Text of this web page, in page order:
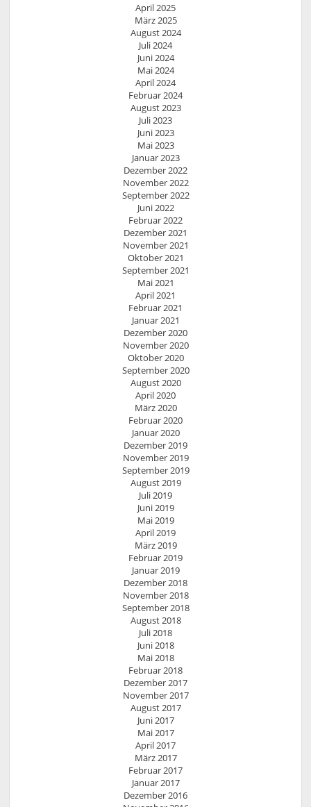
April 2025
März 2025
August 2024
Juli 2024
Juni 2024
Mai 2024
April 2024
Februar 2024
August 2023
Juli 2023
Juni 2023
Mai 2023
Januar 2023
Dezember 2022
November 2022
September 2022
Juni 2022
Februar 2022
Dezember 2021
November 2021
Oktober 2021
September 2021
Mai 2021
April 2021
Februar 2021
Januar 2021
Dezember 2020
November 2020
Oktober 2020
September 2020
August 2020
April 2020
März 2020
Februar 2020
Januar 2020
Dezember 2019
November 2019
September 2019
August 2019
Juli 2019
Juni 2019
Mai 2019
April 2019
März 2019
Februar 2019
Januar 2019
Dezember 2018
November 2018
September 2018
August 2018
Juli 2018
Juni 2018
Mai 2018
Februar 2018
Dezember 2017
November 2017
August 2017
Juni 2017
Mai 2017
April 2017
März 2017
Februar 2017
Januar 2017
Dezember 2016